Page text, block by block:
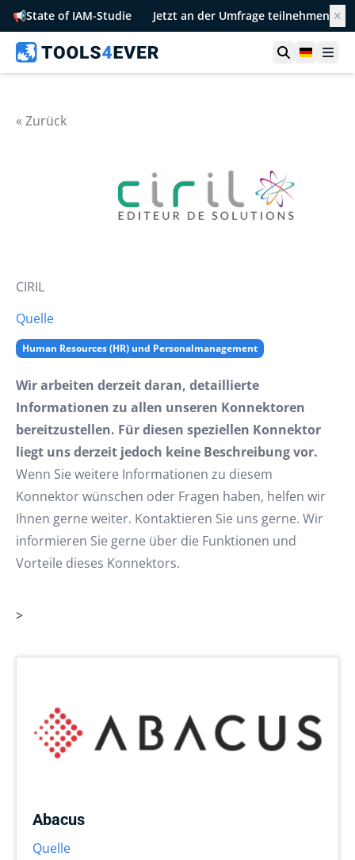
📢State of IAM-Studie Jetzt an der Umfrage teilnehmen ✕
Suche
« Zurück
CIRIL
Quelle
Human Resources (HR) und Personalmanagement
Wir arbeiten derzeit daran, detaillierte
Informationen zu allen unseren Konnektoren
bereitzustellen. Für diesen speziellen Konnektor
liegt uns derzeit jedoch keine Beschreibung vor.
Wenn Sie weitere Informationen zu diesem
Konnektor wünschen oder Fragen haben, helfen wir
Ihnen gerne weiter. Kontaktieren Sie uns gerne. Wir
informieren Sie gerne über die Funktionen und
Vorteile dieses Konnektors.
>
Abacus
Quelle